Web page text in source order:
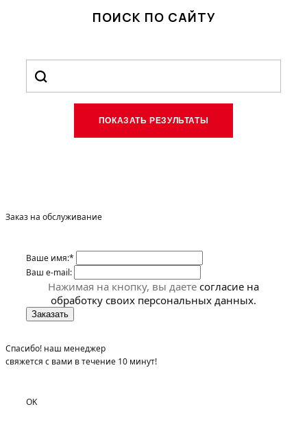
ПОИСК ПО САЙТУ
Заказ на обслуживание
Ваше имя:*
Ваш e-mail:
Нажимая на кнопку, вы даете согласие на
обработку своих персональных данных.
Спасибо! наш менеджер
свяжется с вами в течение 10 минут!
OK